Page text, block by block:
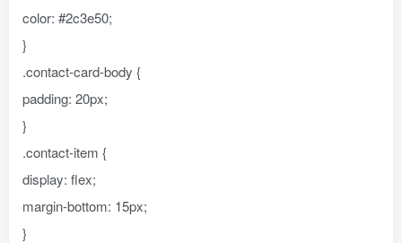
color: #2c3e50;
}
.contact-card-body {
padding: 20px;
}
.contact-item {
display: flex;
margin-bottom: 15px;
}